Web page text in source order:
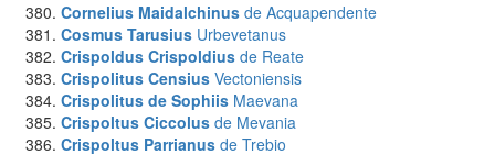
Cornelius Maidalchinus de Acquapendente
Cosmus Tarusius Urbevetanus
Crispoldus Crispoldius de Reate
Crispolitus Censius Vectoniensis
Crispolitus de Sophiis Maevana
Crispoltus Ciccolus de Mevania
Crispoltus Parrianus de Trebio